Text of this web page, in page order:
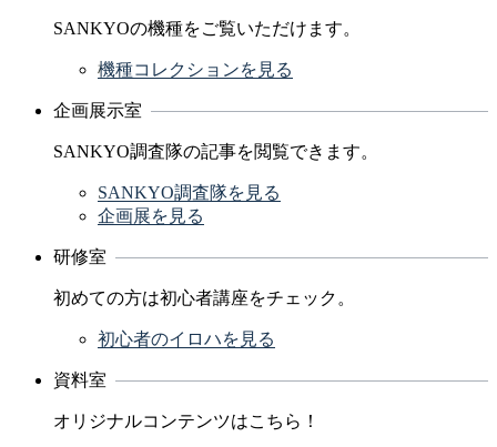
SANKYOの機種をご覧いただけます。
機種コレクションを見る
企画展示室
SANKYO調査隊の記事を閲覧できます。
SANKYO調査隊を見る
企画展を見る
研修室
初めての方は初心者講座をチェック。
初心者のイロハを見る
資料室
オリジナルコンテンツはこちら！